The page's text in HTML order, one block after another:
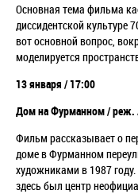
Основная тема фильма
диссидентской культуре
вот основной вопрос,
моделируется
13 января / 17:00
Дом на Фурманном / реж.
Фильм рассказывает о
доме в Фурманном
художниками в 1987
здесь был центр